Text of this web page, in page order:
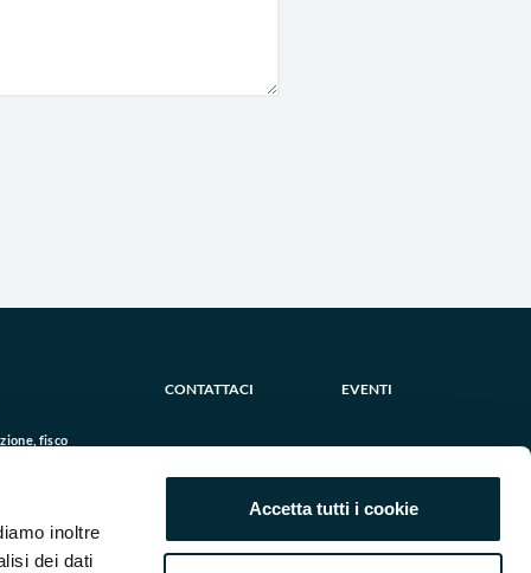
inoltre
dei dati
Accetta tutti i cookie
fisco
CONTATTACI EVENTI